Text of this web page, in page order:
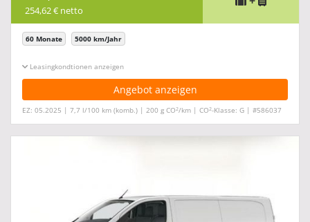
254,62 € netto
60 Monate 5000 km/Jahr
Leasingkonditionen ein-/ausblenden
Angebot anzeigen
EZ: 05.2025 | 7,7 l/100 km (komb.) | 200 g CO2/km | CO2-Klasse: G | #586037